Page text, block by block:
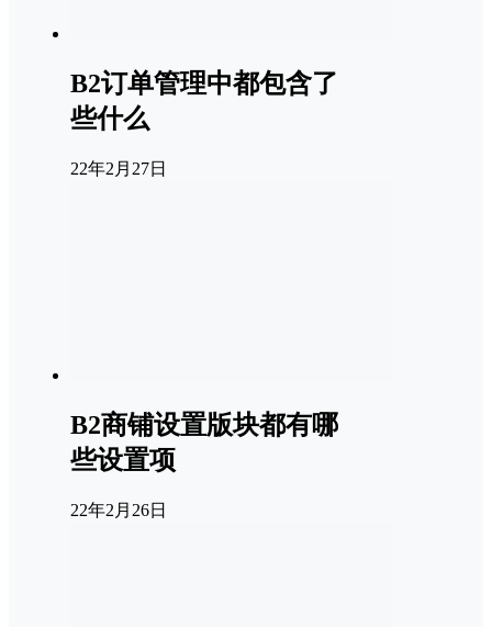
B2订单管理中都包含了
些什么
22年2月27日
B2商铺设置版块都有哪
些设置项
22年2月26日